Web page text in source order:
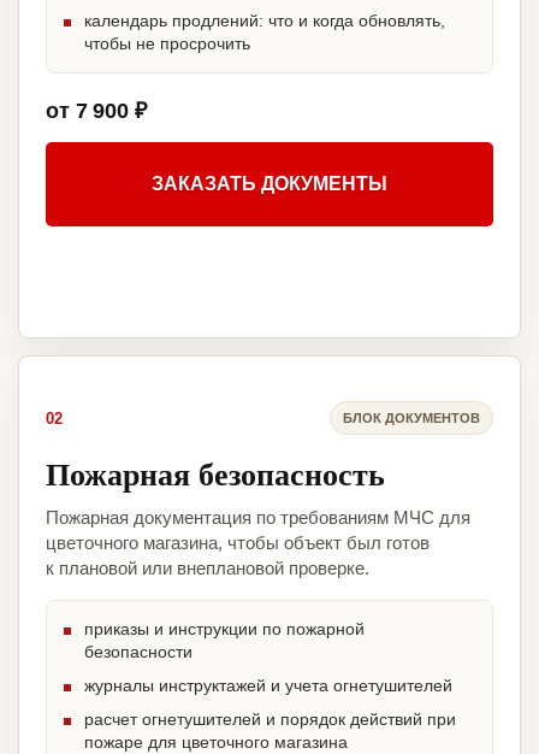
календарь продлений: что и когда обновлять,
чтобы не просрочить
от 7 900 ₽
ЗАКАЗАТЬ ДОКУМЕНТЫ
02 БЛОК ДОКУМЕНТОВ
Пожарная безопасность
Пожарная документация по требованиям МЧС для
цветочного магазина, чтобы объект был готов
к плановой или внеплановой проверке.
приказы и инструкции по пожарной
безопасности
журналы инструктажей и учета огнетушителей
расчет огнетушителей и порядок действий при
пожаре для цветочного магазина